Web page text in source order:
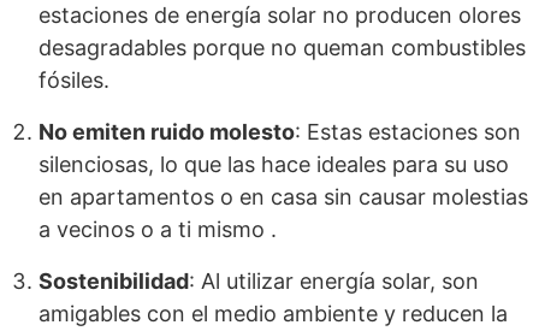
estaciones de energía solar no producen olores
desagradables porque no queman combustibles
fósiles.
No emiten ruido molesto: Estas estaciones son
silenciosas, lo que las hace ideales para su uso
en apartamentos o en casa sin causar molestias
a vecinos o a ti mismo .
Sostenibilidad: Al utilizar energía solar, son
amigables con el medio ambiente y reducen la